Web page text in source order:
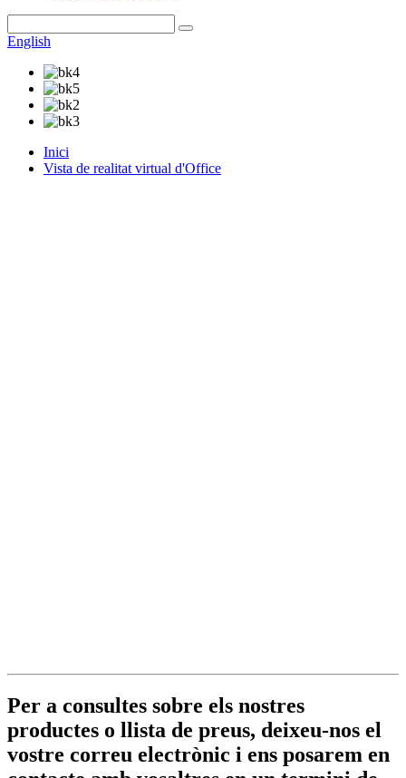
English
Inici
Vista de realitat virtual d'Office
Per a consultes sobre els nostres
productes o llista de preus, deixeu-nos el
vostre correu electrònic i ens posarem en